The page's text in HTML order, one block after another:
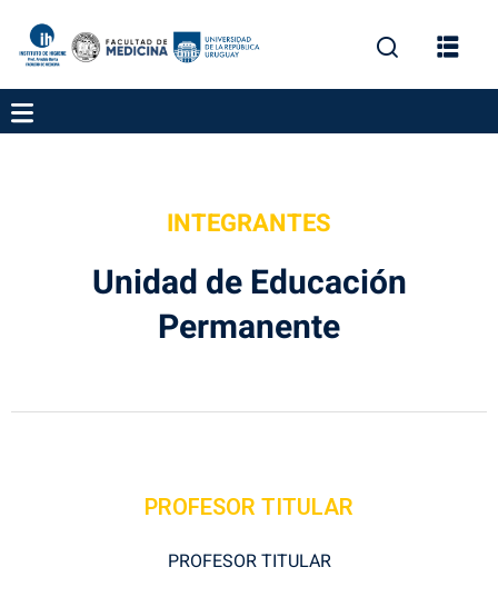
INTEGRANTES
Unidad de Educación
Permanente
PROFESOR TITULAR
PROFESOR TITULAR